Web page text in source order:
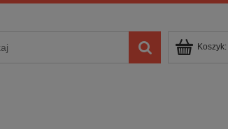
Koszyk: